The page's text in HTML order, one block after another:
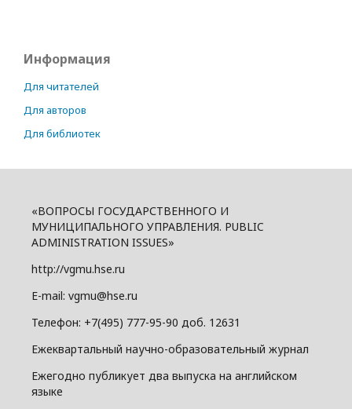
Информация
Для читателей
Для авторов
Для библиотек
«ВОПРОСЫ ГОСУДАРСТВЕННОГО И
МУНИЦИПАЛЬНОГО УПРАВЛЕНИЯ. PUBLIC
ADMINISTRATION ISSUES»
http://vgmu.hse.ru
E-mail: vgmu@hse.ru
Телефон: +7(495) 777-95-90 доб. 12631
Ежеквартальный научно-образовательный журнал
Ежегодно публикует два выпуска на английском
языке